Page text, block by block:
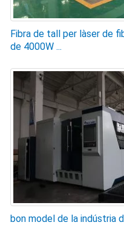
Fibra de tall per làser de
de 4000W ...
bon model de la indústria